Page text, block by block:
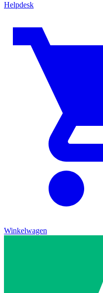
Helpdesk
Winkelwagen